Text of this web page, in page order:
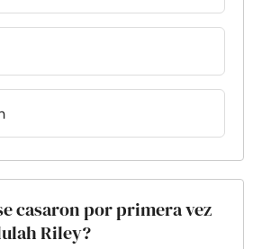
casaron por primera vez
Riley?